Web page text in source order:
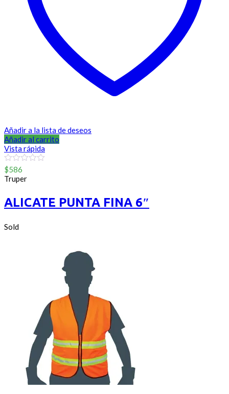
Añadir a la lista de deseos
Añadir al carrito
Vista rápida
0
out
of
$586
Truper
ALICATE PUNTA FINA 6″
Sold